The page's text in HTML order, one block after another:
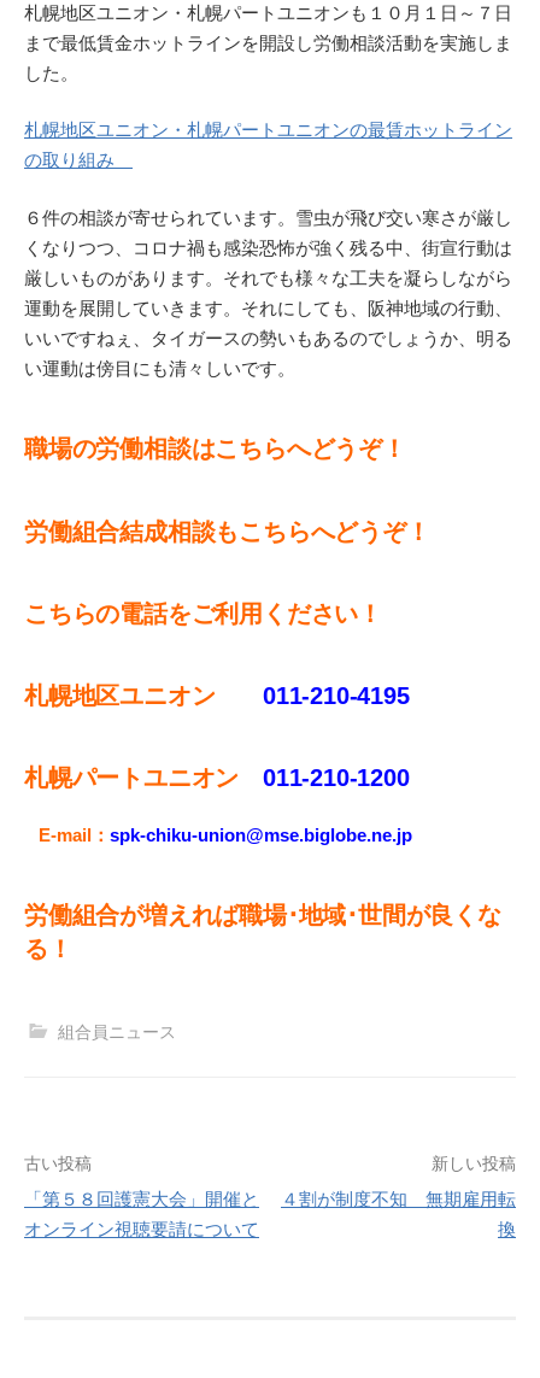
札幌地区ユニオン・札幌パートユニオンも１０月１日～７日
まで最低賃金ホットラインを開設し労働相談活動を実施しま
した。
札幌地区ユニオン・札幌パートユニオンの最賃ホットライン
の取り組み
６件の相談が寄せられています。雪虫が飛び交い寒さが厳し
くなりつつ、コロナ禍も感染恐怖が強く残る中、街宣行動は
厳しいものがあります。それでも様々な工夫を凝らしながら
運動を展開していきます。それにしても、阪神地域の行動、
いいですねぇ、タイガースの勢いもあるのでしょうか、明る
い運動は傍目にも清々しいです。
職場の労働相談はこちらへどうぞ！
労働組合結成相談もこちらへどうぞ！
こちらの電話をご利用ください！
札幌地区ユニオン 011-210-4195
札幌パートユニオン 011‐210-1200
E-mail： spk-chiku-union@mse.biglobe.ne.jp
労働組合が増えれば職場･地域･世間が良くな
る！
組合員ニュース
投
稿
古い投稿
「第５８回護憲大会」開催と
オンライン視聴要請について
新しい投稿
４割が制度不知 無期雇用転
換